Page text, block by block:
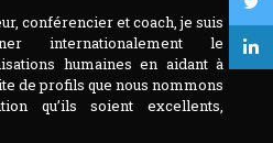
conférencier et coach, je suis
internationalement le
humaines en aidant à
de profils que nous nommons
qu’ils soient excellents,